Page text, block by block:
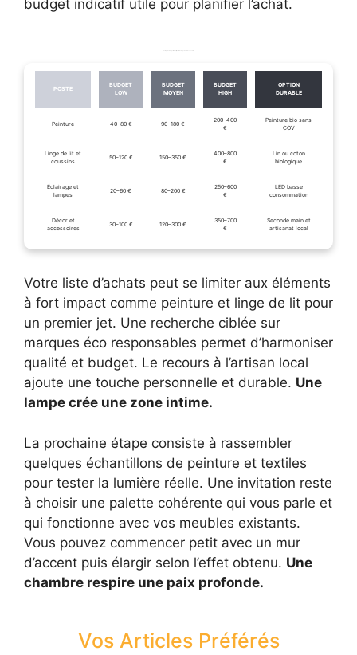
budget indicatif utile pour planifier l’achat.
POSTE
BUDGET
LOW
BUDGET
MOYEN
BUDGET
HIGH
OPTION
DURABLE
Peinture 40–80 € 90–180 €
200–400
€
Peinture bio sans
COV
Linge de lit et
coussins
50–120 € 150–350 €
400–800
€
Lin ou coton
biologique
Éclairage et
lampes
20–60 € 80–200 €
250–600
€
LED basse
consommation
Décor et
accessoires
30–100 € 120–300 €
350–700
€
Seconde main et
artisanat local
Votre liste d’achats peut se limiter aux éléments
à fort impact comme peinture et linge de lit pour
un premier jet. Une recherche ciblée sur
marques éco responsables permet d’harmoniser
qualité et budget. Le recours à l’artisan local
ajoute une touche personnelle et durable. Une
lampe crée une zone intime.
La prochaine étape consiste à rassembler
quelques échantillons de peinture et textiles
pour tester la lumière réelle. Une invitation reste
à choisir une palette cohérente qui vous parle et
qui fonctionne avec vos meubles existants.
Vous pouvez commencer petit avec un mur
d’accent puis élargir selon l’effet obtenu. Une
chambre respire une paix profonde.
Vos Articles Préférés